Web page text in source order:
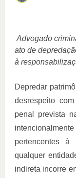
Advogado
ato de
à
Depredar
desrespeito
penal prevista
pertencentes
qualquer
indireta incorre